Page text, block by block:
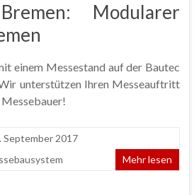
Modularer
einem Messestand auf der Bautec
unterstützen Ihren Messeauftritt
September 2017
Mehr lesen